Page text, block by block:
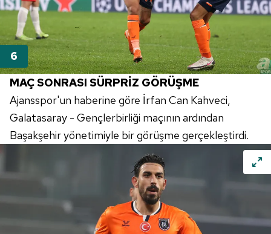
MAÇ SONRASI SÜRPRİZ GÖRÜŞME
Ajansspor'un haberine göre İrfan Can Kahveci,
Galatasaray - Gençlerbirliği maçının ardından
Başakşehir yönetimiyle bir görüşme gerçekleştirdi.